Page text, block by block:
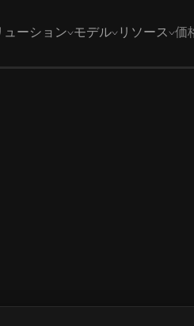
ューション モデル リソース 価